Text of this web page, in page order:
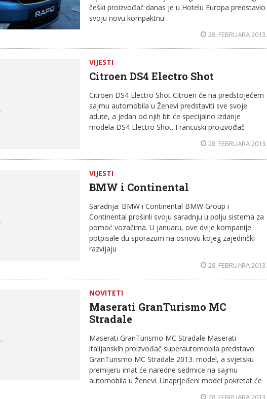
češki proizvođač danas je u Hotelu Europa predstavio
svoju novu kompaktnu
28. FEBRUARA 2013.
VIJESTI
Citroen DS4 Electro Shot
Citroen DS4 Electro Shot Citroen će na predstojećem
sajmu automobila u Ženevi predstaviti sve svoje
adute, a jedan od njih bit će specijalno izdanje
modela DS4 Electro Shot. Francuski proizvođač
28. FEBRUARA 2013.
VIJESTI
BMW i Continental
Saradnja: BMW i Continental BMW Group i
Continental proširili svoju saradnju u polju sistema za
pomoć vozačima. U januaru, ove dvije kompanije
potpisale du sporazum na osnovu kojeg zajednički
razvijaju
28. FEBRUARA 2013.
NOVITETI
Maserati GranTurismo MC
Stradale
Maserati GranTurismo MC Stradale Maserati
italijanskih proizvođač superautomobila predstavo
GranTurismo MC Stradale 2013. model, a svjetsku
premijeru imat će naredne sedmice na sajmu
automobila u Ženevi. Unaprjeđeni model pokretat će
28. FEBRUARA 2013.